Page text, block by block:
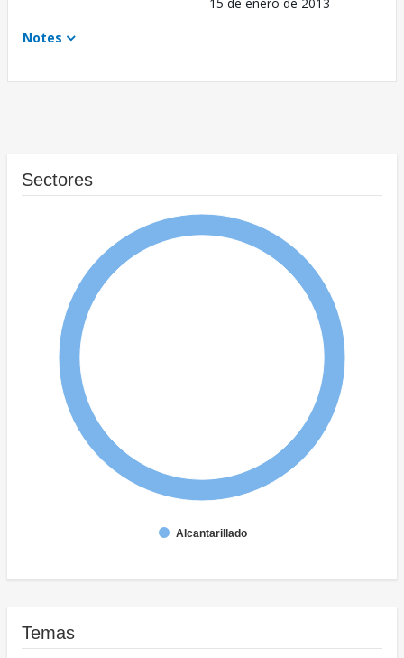
15 de enero de 2013
Notes
Sectores
Alcantarillado
Temas